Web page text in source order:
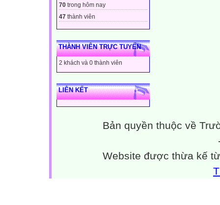
70 trong hôm nay
47 thành viên
THÀNH VIÊN TRỰC TUYẾN
2 khách và 0 thành viên
LIÊN KẾT
Bản quyền thuộc về
Website được thừa kế